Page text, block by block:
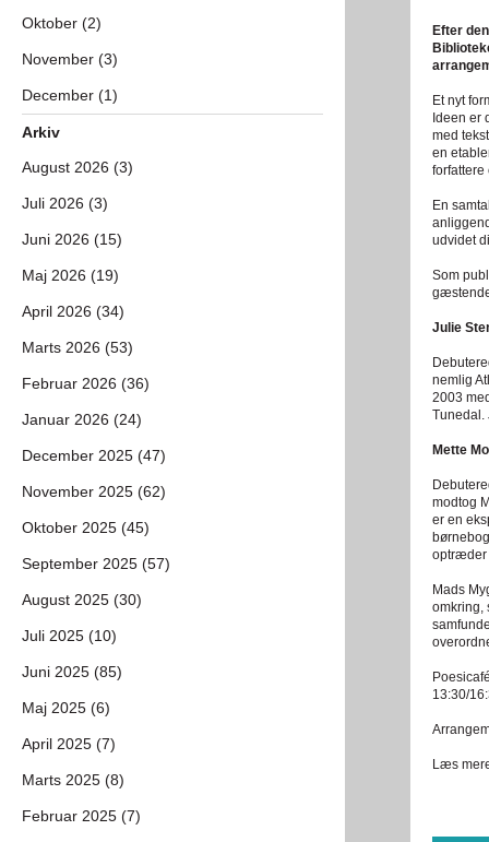
Efter
Et nyt
Ideen er
med
en
forfattere
En
udvidet
Som
Julie
nemlig
2003
Tunedal.
Mette
modtog
er en
optræder
Mads
omkring,
13:30/
Læs
Oktober (2)
November (3)
December (1)
Arkiv
August 2026 (3)
Juli 2026 (3)
Juni 2026 (15)
Maj 2026 (19)
April 2026 (34)
Marts 2026 (53)
Februar 2026 (36)
Januar 2026 (24)
December 2025 (47)
November 2025 (62)
Oktober 2025 (45)
September 2025 (57)
August 2025 (30)
Juli 2025 (10)
Juni 2025 (85)
Maj 2025 (6)
April 2025 (7)
Marts 2025 (8)
Februar 2025 (7)